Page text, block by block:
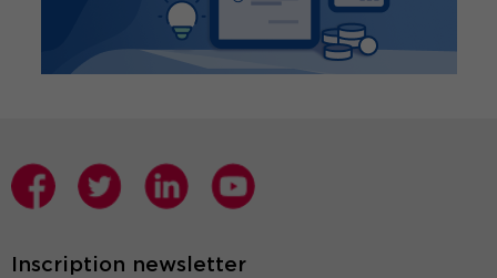
Inscription newsletter